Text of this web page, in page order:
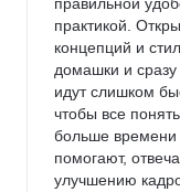
практикой.
концепций и
домашки и сразу
идут слишком
чтобы все
больше
помогают,
улучшению